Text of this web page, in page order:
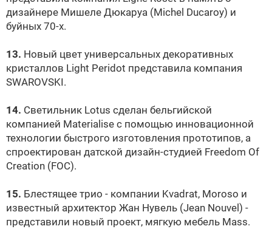
дизайнере Мишеле Дюкаруа (Michel Ducaroy) и
буйных 70-х.
13. Новый цвет универсальных декоративных
кристаллов Light Peridot представила компания
SWAROVSKI.
14. Светильник Lotus сделан бельгийской
компанией Materialise с помощью инновационной
технологии быстрого изготовления прототипов, а
спроектирован датской дизайн-студией Freedom Of
Creation (FOC).
15. Блестящее трио - компании Kvadrat, Moroso и
известный архитектор Жан Нувель (Jean Nouvel) -
представили новый проект, мягкую мебель Mass.